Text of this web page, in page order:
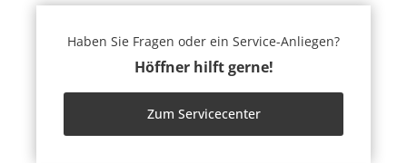
Haben Sie Fragen oder ein Service-Anliegen?
Höffner hilft gerne!
Zum Servicecenter